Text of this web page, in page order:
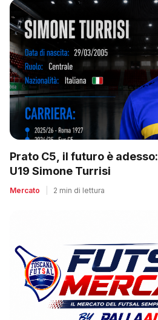
Prato C5, il futuro è
U19 Simone Turrisi
Mercato 2 min di lettura